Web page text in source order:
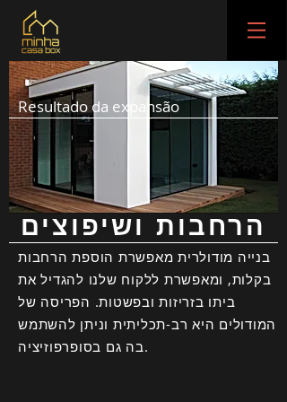
Resultado da expansão
הרחבות ושיפוצים
בנייה מודולרית מאפשרת הוספת הרחבות
בקלות, ומאפשרת ללקוח שלנו להגדיל את
ביתו בזריזות ובפשטות. הפריסה של
המודולים היא רב-תכליתית וניתן להשתמש
בה גם בסופרפוזיציה.